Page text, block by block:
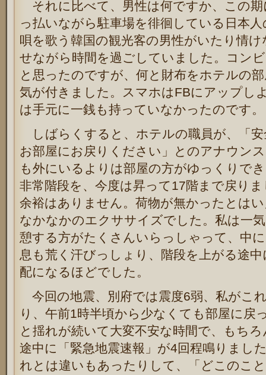
それに比べて、男性は何ですか、この
っ払いながら駐車場を徘徊している日本
唄を歌う韓国の観光客の男性がいたり情
せながら時間を過ごしていました。コン
と思ったのですが、何と財布をホテルの
気が付きました。スマホはFBにアップし
は手元に一銭も持っていなかったのです。
しばらくすると、ホテルの職員が、「
お部屋にお戻りください」とのアナウン
も外にいるよりは部屋の方がゆっくりで
非常階段を、今度は昇って17階まで戻り
余裕はありません。荷物が無かったとは
なかなかのエクササイズでした。私は一
憩する方がたくさんいらっしゃって、中
息も荒く汗びっしょり、階段を上がる途
配になるほどでした。
今回の地震、別府では震度6弱、私がこ
り、午前1時半頃から少なくても部屋に戻
と揺れが続いて大変不安な時間で、もち
途中に「緊急地震速報」が4回程鳴りまし
れとは違いもあったりして、「どこのこ